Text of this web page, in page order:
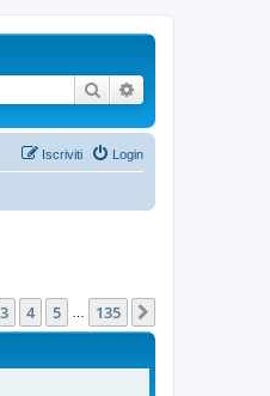
Cerca
Login
Iscriviti
di 135
3 4 5 135